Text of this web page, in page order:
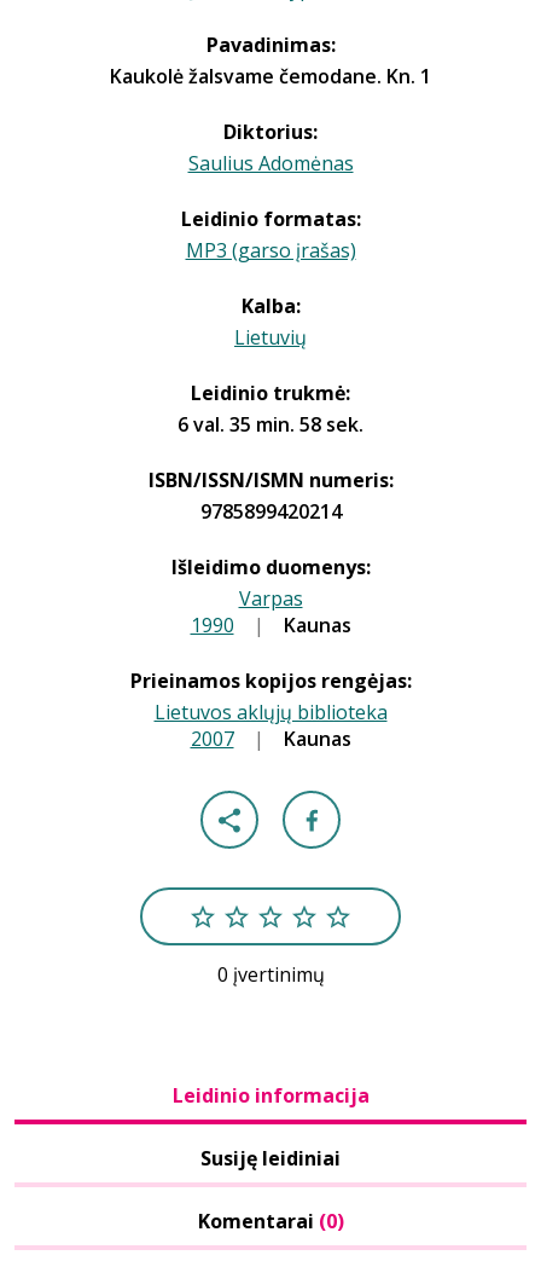
Pavadinimas:
Kaukolė žalsvame čemodane. Kn. 1
Diktorius:
Saulius Adomėnas
Leidinio formatas:
MP3 (garso įrašas)
Kalba:
Lietuvių
Leidinio trukmė:
6 val. 35 min. 58 sek.
ISBN/ISSN/ISMN numeris:
9785899420214
Išleidimo duomenys:
Varpas
1990 | Kaunas
Prieinamos kopijos rengėjas:
Lietuvos aklųjų biblioteka
2007 | Kaunas
0 įvertinimų
Leidinio informacija
Susiję leidiniai
Komentarai (0)